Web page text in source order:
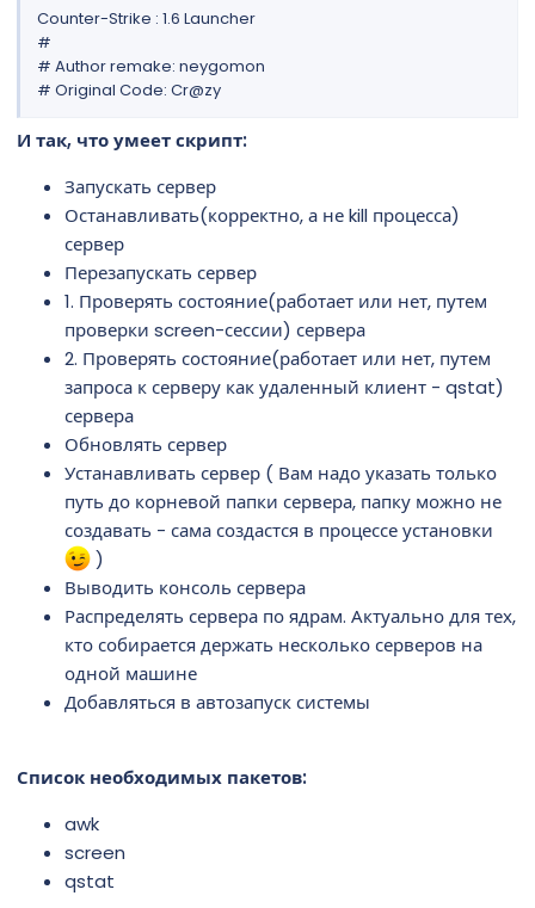
Counter-Strike : 1.6 Launcher
#
# Author remake: neygomon
# Original Code: Cr@zy
И так, что умеет скрипт:
Запускать сервер
Останавливать(корректно, а не kill процесса)
сервер
Перезапускать сервер
1. Проверять состояние(работает или нет, путем
проверки screen-сессии) сервера
2. Проверять состояние(работает или нет, путем
запроса к серверу как удаленный клиент - qstat)
сервера
Обновлять сервер
Устанавливать сервер ( Вам надо указать только
путь до корневой папки сервера, папку можно не
создавать - сама создастся в процессе установки
)
Выводить консоль сервера
Распределять сервера по ядрам. Актуально для тех,
кто собирается держать несколько серверов на
одной машине
Добавляться в автозапуск системы
Список необходимых пакетов:
awk
screen
qstat